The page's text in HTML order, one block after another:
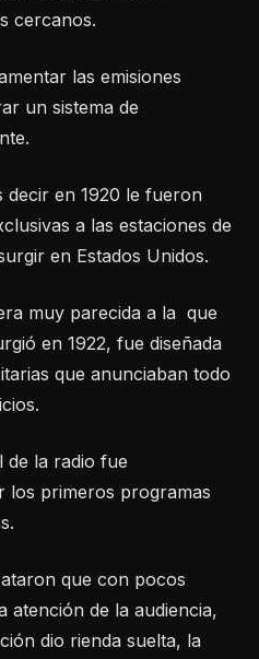
cercanos.
las emisiones
un sistema de
decir en 1920 le fueron
a las estaciones de
en Estados Unidos.
muy parecida a la que
en 1922, fue diseñada
que anunciaban todo
de la radio fue
los primeros programas
que con pocos
atención de la audiencia,
dio rienda suelta, la